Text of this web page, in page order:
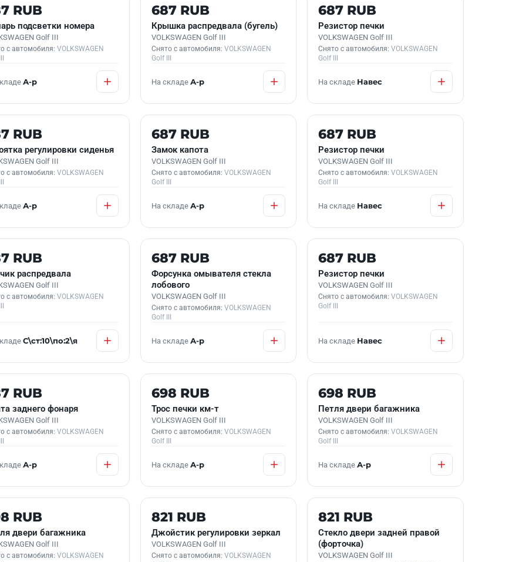
НАЛИЧИИ
RUB
подсветки номера
Golf III
с автомобиля: VOLKSWAGEN
А-р
Б/У В НАЛИЧИИ
687 RUB
Крышка распредвала (бугель)
VOLKSWAGEN Golf III
Снято с автомобиля: VOLKSWAGEN
Golf III
На складе А-р
Б/У В НАЛИЧИИ
687 RUB
Резистор печки
VOLKSWAGEN Golf III
Снято с автомобиля: VOLKSWAGEN
Golf III
На складе Навес
НАЛИЧИИ
RUB
регулировки сиденья
Golf III
с автомобиля: VOLKSWAGEN
А-р
Б/У В НАЛИЧИИ
687 RUB
Замок капота
VOLKSWAGEN Golf III
Снято с автомобиля: VOLKSWAGEN
Golf III
На складе А-р
Б/У В НАЛИЧИИ
687 RUB
Резистор печки
VOLKSWAGEN Golf III
Снято с автомобиля: VOLKSWAGEN
Golf III
На складе Навес
НАЛИЧИИ
RUB
распредвала
Golf III
с автомобиля: VOLKSWAGEN
С\ст:10\по:2\я
Б/У В НАЛИЧИИ
687 RUB
Форсунка омывателя стекла
лобового
VOLKSWAGEN Golf III
Снято с автомобиля: VOLKSWAGEN
Golf III
На складе А-р
Б/У В НАЛИЧИИ
687 RUB
Резистор печки
VOLKSWAGEN Golf III
Снято с автомобиля: VOLKSWAGEN
Golf III
На складе Навес
НАЛИЧИИ
RUB
заднего фонаря
Golf III
с автомобиля: VOLKSWAGEN
А-р
Б/У В НАЛИЧИИ
698 RUB
Трос печки км-т
VOLKSWAGEN Golf III
Снято с автомобиля: VOLKSWAGEN
Golf III
На складе А-р
Б/У В НАЛИЧИИ
698 RUB
Петля двери багажника
VOLKSWAGEN Golf III
Снято с автомобиля: VOLKSWAGEN
Golf III
На складеА-р
НАЛИЧИИ
RUB
двери багажника
Golf III
с автомобиля: VOLKSWAGEN
Б/У В НАЛИЧИИ
821 RUB
Джойстик регулировки зеркал
VOLKSWAGEN Golf III
Снято с автомобиля: VOLKSWAGEN
Б/У В НАЛИЧИИ
821 RUB
Стекло двери задней правой
(форточка)
VOLKSWAGEN Golf III